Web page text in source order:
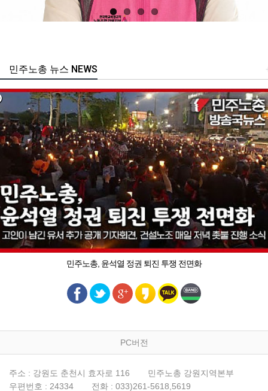
주노총 뉴스 NEWS
민주노총, 윤석열 정권 퇴진 투쟁 전면화
PC버전
주소 : 강원도 춘천시 효자로 116
민주노총 강원지역본부
우편번호 : 24334
전화 : 033)261-5618,5619